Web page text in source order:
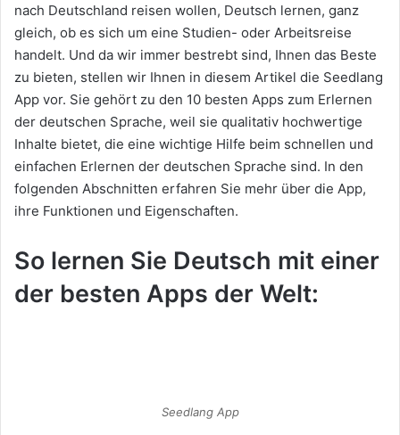
nach Deutschland reisen wollen, Deutsch lernen, ganz
gleich, ob es sich um eine Studien- oder Arbeitsreise
handelt. Und da wir immer bestrebt sind, Ihnen das Beste
zu bieten, stellen wir Ihnen in diesem Artikel die Seedlang
App vor. Sie gehört zu den 10 besten Apps zum Erlernen
der deutschen Sprache, weil sie qualitativ hochwertige
Inhalte bietet, die eine wichtige Hilfe beim schnellen und
einfachen Erlernen der deutschen Sprache sind. In den
folgenden Abschnitten erfahren Sie mehr über die App,
ihre Funktionen und Eigenschaften.
So lernen Sie Deutsch mit einer
der besten Apps der Welt:
Seedlang App